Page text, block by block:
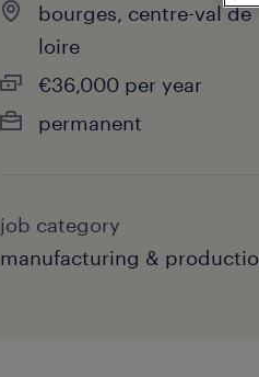
bourges, centre-val de
loire
€36,000 per year
permanent
job category
manufacturing &